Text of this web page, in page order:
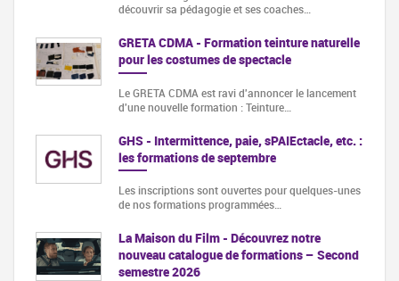
découvrir sa pédagogie et ses coaches…
GRETA CDMA - Formation teinture naturelle
pour les costumes de spectacle
Le GRETA CDMA est ravi d'annoncer le lancement
d'une nouvelle formation : Teinture…
GHS - Intermittence, paie, sPAIEctacle, etc. :
les formations de septembre
Les inscriptions sont ouvertes pour quelques-unes
de nos formations programmées…
La Maison du Film - Découvrez notre
nouveau catalogue de formations – Second
semestre 2026